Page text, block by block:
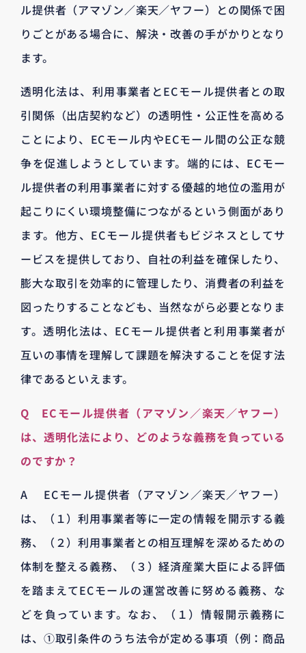
ル提供者（アマゾン／楽天／ヤフー）との関係で困
りごとがある場合に、解決・改善の手がかりとなり
ます。
透明化法は、利用事業者とECモール提供者との取
引関係（出店契約など）の透明性・公正性を高める
ことにより、ECモール内やECモール間の公正な競
争を促進しようとしています。端的には、ECモー
ル提供者の利用事業者に対する優越的地位の濫用が
起こりにくい環境整備につながるという側面があり
ます。他方、ECモール提供者もビジネスとしてサ
ービスを提供しており、自社の利益を確保したり、
膨大な取引を効率的に管理したり、消費者の利益を
図ったりすることなども、当然ながら必要となりま
す。透明化法は、ECモール提供者と利用事業者が
互いの事情を理解して課題を解決することを促す法
律であるといえます。
Q ECモール提供者（アマゾン／楽天／ヤフー）
は、透明化法により、どのような義務を負っている
のですか？
A ECモール提供者（アマゾン／楽天／ヤフー）
は、（１）利用事業者等に一定の情報を開示する義
務、（２）利用事業者との相互理解を深めるための
体制を整える義務、（３）経済産業大臣による評価
を踏まえてECモールの運営改善に努める義務、な
どを負っています。なお、（１）情報開示義務に
は、①取引条件のうち法令が定める事項（例：商品